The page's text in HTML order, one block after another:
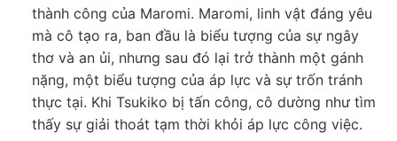
thành công của Maromi. Maromi, linh vật đáng yêu
mà cô tạo ra, ban đầu là biểu tượng của sự ngây
thơ và an ủi, nhưng sau đó lại trở thành một gánh
nặng, một biểu tượng của áp lực và sự trốn tránh
thực tại. Khi Tsukiko bị tấn công, cô dường như tìm
thấy sự giải thoát tạm thời khỏi áp lực công việc.